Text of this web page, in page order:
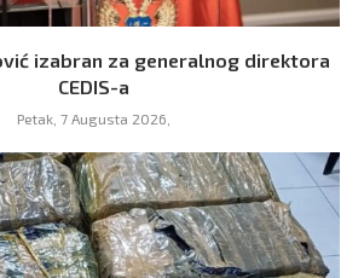
izabran za generalnog direktora
CEDIS-a
Petak, 7 Augusta 2026,